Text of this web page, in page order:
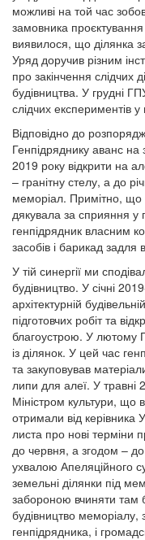
можливі на той час
замовника
виявилося, що ділянка
Уряд доручив різним
про закінчення слідчих
будівництва. У грудні
слідчих експериментів у
Відповідно до
Генпідряднику аванс
2019 року відкрити на
– гранітну стелу, а до
меморіал. Примітно, що
дякувала за сприяння у
генпідрядник власним
засобів і барикад задля
У тій синергії ми
будівництво. У січні
архітектурній
підготовчих робіт та
благоустрою. У лютому
із ділянок. У цей час
та закуповував
липи для алеї. У травні
Міністром культури, що
отримали від керівника
листа про нові терміни
до червня, а згодом –
ухвалою Апеляційного
земельні ділянки під
забороною вчиняти там
будівництво меморіалу,
генпідрядника, і